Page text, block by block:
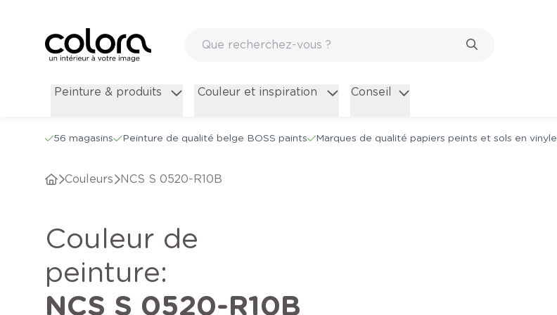
Peinture & produits Couleur et inspiration Conseil
56 magasins Peinture de qualité belge BOSS paints Marques de qualité papiers peints et sols en vinyle
Couleurs NCS S 0520-R10B
Couleur de
peinture:
NCS S 0520-R10B